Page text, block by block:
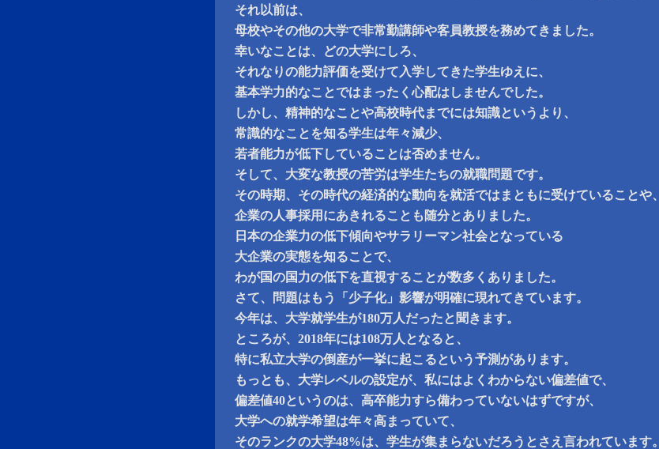
それ以前は、
母校やその他の大学で非常勤講師や客員教授を務めてきました。
幸いなことは、どの大学にしろ、
それなりの能力評価を受けて入学してきた学生ゆえに、
基本学力的なことではまったく心配はしませんでした。
しかし、精神的なことや高校時代までには知識というより、
常識的なことを知る学生は年々減少、
若者能力が低下していることは否めません。
そして、大変な教授の苦労は学生たちの就職問題です。
その時期、その時代の経済的な動向を就活ではまともに受けていることや、
企業の人事採用にあきれることも随分とありました。
日本の企業力の低下傾向やサラリーマン社会となっている
大企業の実態を知ることで、
わが国の国力の低下を直視することが数多くありました。
さて、問題はもう「少子化」影響が明確に現れてきています。
今年は、大学就学生が180万人だったと聞きます。
ところが、2018年には108万人となると、
特に私立大学の倒産が一挙に起こるという予測があります。
もっとも、大学レベルの設定が、私にはよくわからない偏差値で、
偏差値40というのは、高卒能力すら備わっていないはずですが、
大学への就学希望は年々高まっていて、
そのランクの大学48%は、学生が集まらないだろうとさえ言われています。